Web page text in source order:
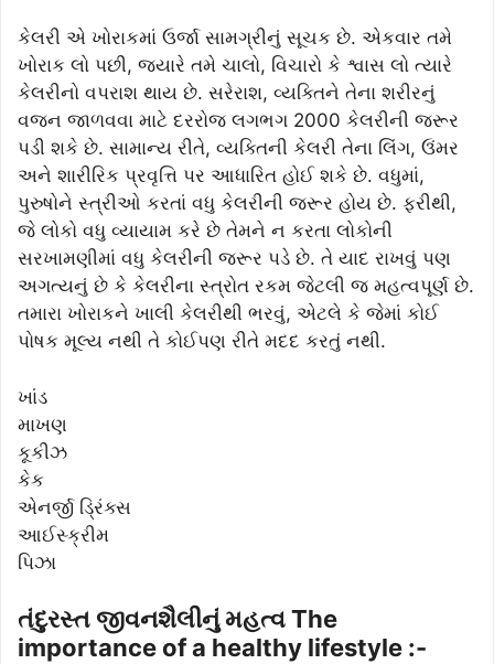
કેલરી એ ખોરાકમાં ઉર્જા સામગ્રીનું સૂચક છે. એકવાર તમે
ખોરાક લો પછી, જ્યારે તમે ચાલો, વિચારો કે શ્વાસ લો ત્યારે
કેલરીનો વપરાશ થાય છે. સરેરાશ, વ્યક્તિને તેના શરીરનું
વજન જાળવવા માટે દરરોજ લગભગ 2000 કેલરીની જરૂર
પડી શકે છે. સામાન્ય રીતે, વ્યક્તિની કેલરી તેના લિંગ, ઉંમર
અને શારીરિક પ્રવૃત્તિ પર આધારિત હોઈ શકે છે. વધુમાં,
પુરુષોને સ્ત્રીઓ કરતાં વધુ કેલરીની જરૂર હોય છે. ફરીથી,
જે લોકો વધુ વ્યાયામ કરે છે તેમને ન કરતા લોકોની
સરખામણીમાં વધુ કેલરીની જરૂર પડે છે. તે યાદ રાખવું પણ
અગત્યનું છે કે કેલરીના સ્ત્રોત રકમ જેટલી જ મહત્વપૂર્ણ છે.
તમારા ખોરાકને ખાલી કેલરીથી ભરવું, એટલે કે જેમાં કોઈ
પોષક મૂલ્ય નથી તે કોઈપણ રીતે મદદ કરતું નથી.
ખાંડ
માખણ
કૂકીઝ
કેક
એનર્જી ડ્રિંક્સ
આઈસ્ક્રીમ
પિઝા
તંદુરસ્ત જીવનશૈલીનું મહત્વ The
importance of a healthy lifestyle :-